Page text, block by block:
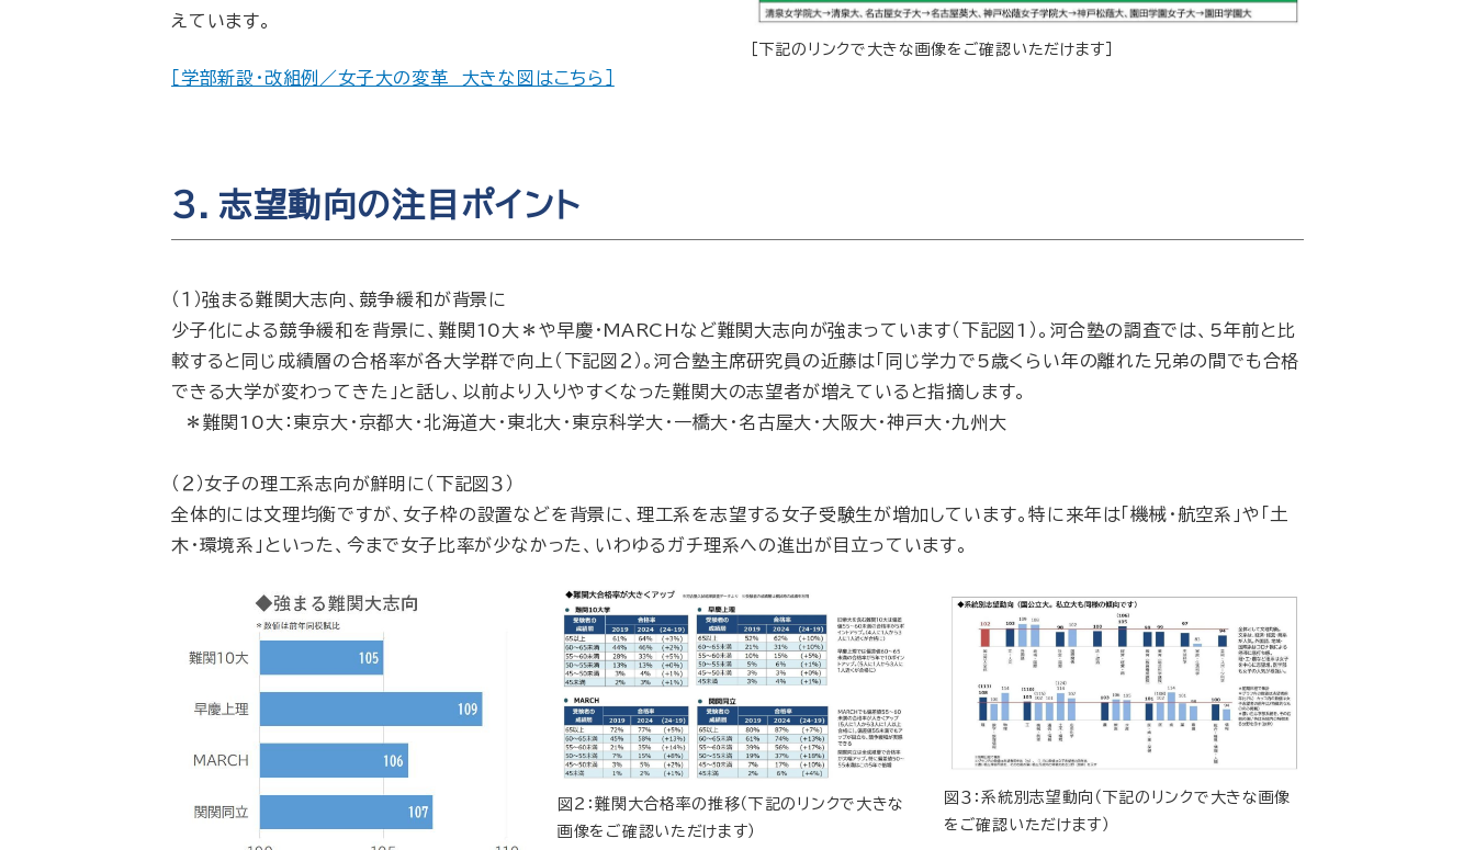
えています。
［学部新設・改組例／女子大の変革 大きな図はこちら］
［下記のリンクで大きな画像をご確認いただけます］
３．志望動向の注目ポイント
（１）強まる難関大志向、競争緩和が背景に
少子化による競争緩和を背景に、難関10大＊や早慶・MARCHなど難関大志向が強まっています（下記図1）。河合塾の調査では、5年前と比
較すると同じ成績層の合格率が各大学群で向上（下記図２）。河合塾主席研究員の近藤は「同じ学力で5歳くらい年の離れた兄弟の間でも合格
できる大学が変わってきた」と話し、以前より入りやすくなった難関大の志望者が増えていると指摘します。
＊難関10大：東京大・京都大・北海道大・東北大・東京科学大・一橋大・名古屋大・大阪大・神戸大・九州大
（２）女子の理工系志向が鮮明に（下記図３）
全体的には文理均衡ですが、女子枠の設置などを背景に、理工系を志望する女子受験生が増加しています。特に来年は「機械・航空系」や「土
木・環境系」といった、今まで女子比率が少なかった、いわゆるガチ理系への進出が目立っています。
図２：難関大合格率の推移（下記のリンクで大きな
画像をご確認いただけます）
図３：系統別志望動向（下記のリンクで大きな画像
をご確認いただけます）